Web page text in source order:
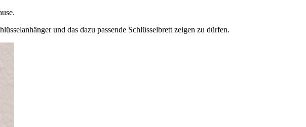
und das dazu passende Schlüsselbrett zeigen zu dürfen.